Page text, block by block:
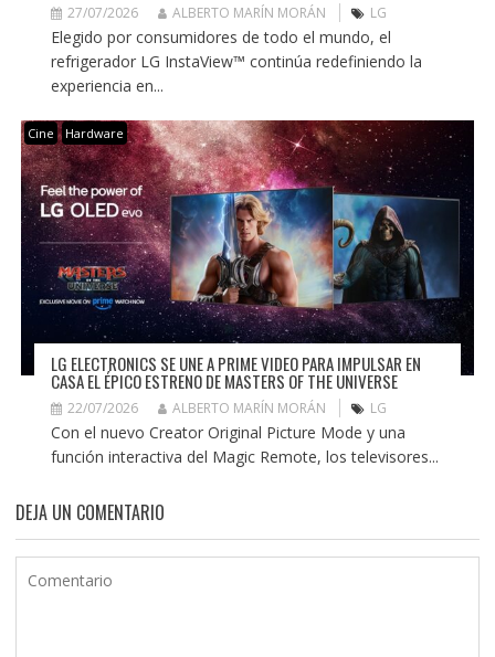
27/07/2026 ALBERTO MARÍN MORÁN LG
Elegido por consumidores de todo el mundo, el
refrigerador LG InstaView™ continúa redefiniendo la
experiencia en...
Cine Hardware
LG ELECTRONICS SE UNE A PRIME VIDEO PARA IMPULSAR EN
CASA EL ÉPICO ESTRENO DE MASTERS OF THE UNIVERSE
22/07/2026 ALBERTO MARÍN MORÁN LG
Con el nuevo Creator Original Picture Mode y una
función interactiva del Magic Remote, los televisores...
DEJA UN COMENTARIO